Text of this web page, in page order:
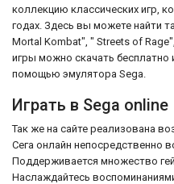
коллекцию классических игр,
годах. Здесь вы можете найти
Mortal Kombat", " Streets of
игры можно скачать бесплатно
помощью эмулятора Sega.
Играть в Sega online
Так же на сайте реализована
Сега онлайн непосредственно
Поддерживается множество
Наслаждайтесь